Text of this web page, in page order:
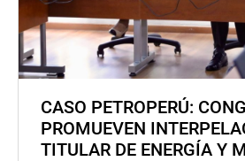
CASO PETROPERÚ:
PROMUEVEN
TITULAR DE ENERGÍA Y